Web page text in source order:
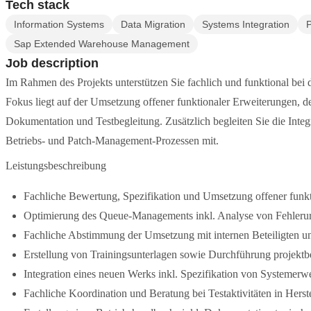
Tech stack
Information Systems Data Migration Systems Integration
Sap Extended Warehouse Management
Job description
Im Rahmen des Projekts unterstützen Sie fachlich und funktional
Fokus liegt auf der Umsetzung offener funktionaler Erweiterungen,
Dokumentation und Testbegleitung. Zusätzlich begleiten Sie die
Betriebs- und Patch-Management-Prozessen mit.
Leistungsbeschreibung
Fachliche Bewertung, Spezifikation und Umsetzung offener
Optimierung des Queue-Managements inkl. Analyse von
Fachliche Abstimmung der Umsetzung mit internen Beteiligten
Erstellung von Trainingsunterlagen sowie Durchführung
Integration eines neuen Werks inkl. Spezifikation von
Fachliche Koordination und Beratung bei Testaktivitäten in